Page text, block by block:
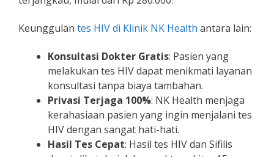
Keunggulan tes HIV di Klinik NK Health antara lain:
Konsultasi Dokter Gratis: Pasien yang
melakukan tes HIV dapat menikmati layanan
konsultasi tanpa biaya tambahan.
Privasi Terjaga 100%: NK Health menjaga
kerahasiaan pasien yang ingin menjalani tes
HIV dengan sangat hati-hati.
Hasil Tes Cepat: Hasil tes HIV dan Sifilis